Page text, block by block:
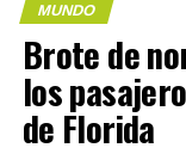
MUNDO
Brote de
los
de Florida